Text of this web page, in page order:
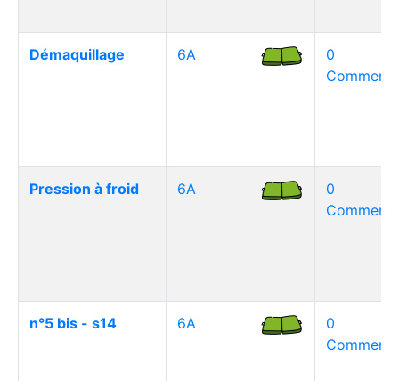
Démaquillage 6A
0
Pression à froid 6A
0
n°5 bis - s14 6A
0